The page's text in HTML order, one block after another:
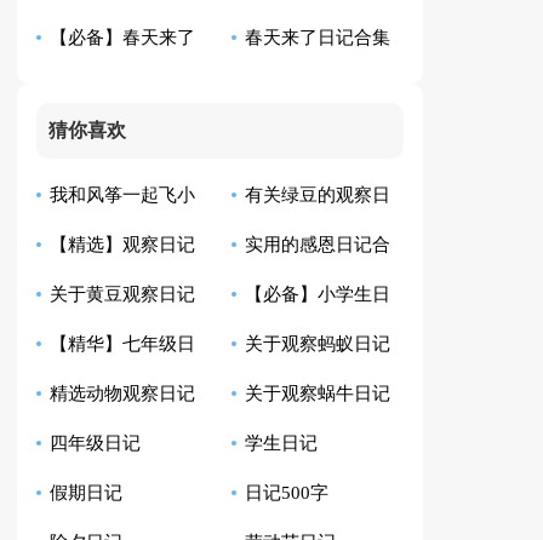
编15篇) 篇
【必备】春天来了 春天来了日记合集
猜你喜欢
我和风筝一起飞小
学生日记
有关绿豆的观察日
记模板汇总10篇
【精选】观察日记
汇总9篇
实用的感恩日记合
集8篇
关于黄豆观察日记
合集八篇
【必备】小学生日
记范文汇总四篇
【精华】七年级日
记集锦10篇
关于观察蚂蚁日记
范文6篇
精选动物观察日记
四篇
关于观察蜗牛日记
范文七篇
四年级日记 学生日记
假期日记 日记500字